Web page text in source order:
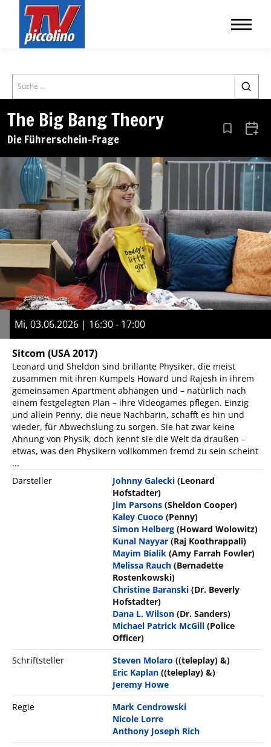
Search
The Big Bang Theory
Die Führerschein-Frage Aus den
Mi, 03.06.2026 | 16:30 - 17:00
Sitcom (USA 2017)
Leonard und Sheldon sind brillante Physiker, die meist
zusammen mit ihren Kumpels Howard und Rajesh in ihrem
gemeinsamen Apartment abhängen und – natürlich nach
einem festgelegten Plan – ihre Videogames pflegen. Einzig
und allein Penny, die neue Nachbarin, schafft es hin und
wieder, für Abwechslung zu sorgen. Sie hat zwar keine
Ahnung von Physik, doch kennt sie die Welt da draußen –
etwas, was den Physikern vollkommen fremd zu sein scheint
...
Darsteller
Johnny Galecki (Leonard
Hofstadter)
Jim Parsons (Sheldon Cooper)
Kaley Cuoco (Penny)
Simon Helberg (Howard Wolowitz)
Kunal Nayyar (Raj Koothrappali)
Mayim Bialik (Amy Farrah Fowler)
Melissa Rauch (Bernadette
Rostenkowski)
Christine Baranski (Dr. Beverly
Hofstadter)
Dana L. Wilson (Dr. Sanders)
Michael Patrick McGill (Police
Officer)
Schriftsteller
Steven Molaro ((teleplay) &)
Eric Kaplan ((teleplay) &)
Jeremy Howe
Regie
Mark Cendrowski
Nicole Lorre
Anthony Joseph Rich